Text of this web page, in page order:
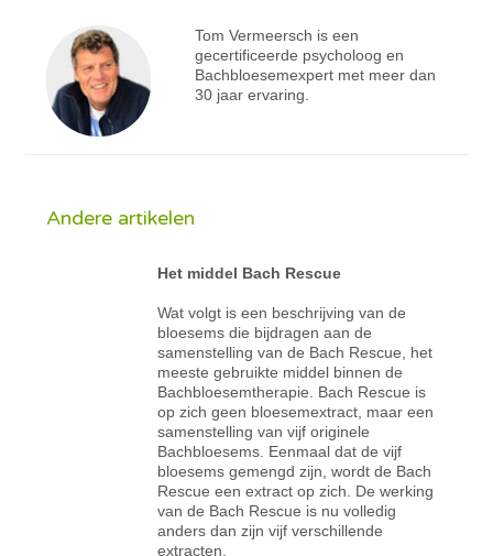
Tom Vermeersch is een
gecertificeerde psycholoog en
Bachbloesemexpert met meer dan
30 jaar ervaring.
Andere artikelen
Het middel Bach Rescue
Wat volgt is een beschrijving van de
bloesems die bijdragen aan de
samenstelling van de Bach Rescue, het
meeste gebruikte middel binnen de
Bachbloesemtherapie. Bach Rescue is
op zich geen bloesemextract, maar een
samenstelling van vijf originele
Bachbloesems. Eenmaal dat de vijf
bloesems gemengd zijn, wordt de Bach
Rescue een extract op zich. De werking
van de Bach Rescue is nu volledig
anders dan zijn vijf verschillende
extracten.